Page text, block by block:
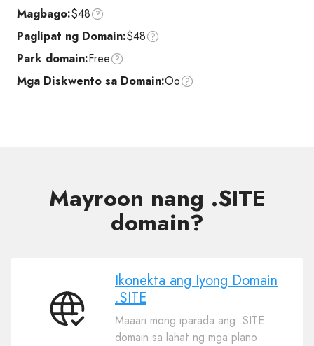
Magbago:$48
Paglipat ng Domain:$48
Park domain:Free
Mga Diskwento sa Domain:Oo
Mayroon nang .SITE
domain?
Ikonekta
Ikonekta ang Iyong Domain
.SITE
Maaari mong iparada ang .SITE
domain sa lahat ng mga plano